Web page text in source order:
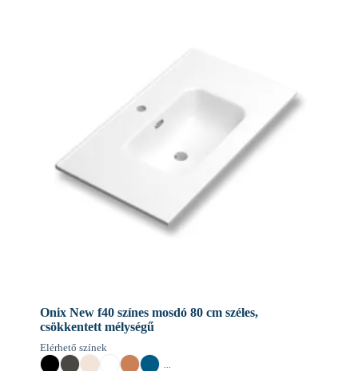
Onix New f40 színes mosdó 80 cm széles,
csökkentett mélységű
Elérhető színek